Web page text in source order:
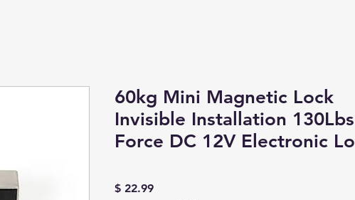
60kg Mini Magnetic Lock
Invisible Installation 130Lbs
Force DC 12V Electronic Lo
$ 22.99Precio